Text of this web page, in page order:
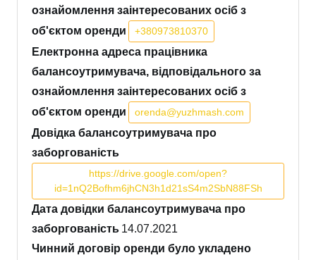
ознайомлення заінтересованих осіб з
об'єктом оренди
+380973810370
Електронна адреса працівника
балансоутримувача, відповідального за
ознайомлення заінтересованих осіб з
об'єктом оренди
orenda@yuzhmash.com
Довідка балансоутримувача про
заборгованість
https://drive.google.com/open?
id=1nQ2Bofhm6jhCN3h1d21sS4m2SbN88FSh
Дата довідки балансоутримувача про
заборгованість 14.07.2021
Чинний договір оренди було укладено